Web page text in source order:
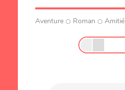
Aventure Roman Amitié